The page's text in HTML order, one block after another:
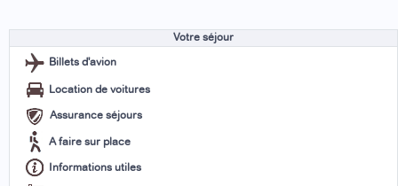
Votre séjour
Billets d'avion
Location de voitures
Assurance séjours
A faire sur place
Informations utiles